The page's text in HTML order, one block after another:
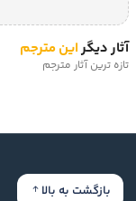
آثار دیگراین مترجم
تازه ترین آثار مترجم
بازگشت به بالا